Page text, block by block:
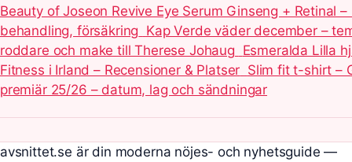
Beauty of Joseon Revive Eye Serum Ginseng + Retinal –
behandling, försäkring Kap Verde väder december –
roddare och make till Therese Johaug Esmeralda Lilla
Fitness i Irland – Recensioner & Platser Slim fit t-shirt –
premiär 25/26 – datum, lag och sändningar
avsnittet.se är din moderna nöjes- och nyhetsguide —